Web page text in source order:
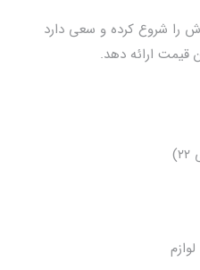
فعالیت خودش را شروع کرده و سعی دارد
قیمت ارائه دهد.
لوازم